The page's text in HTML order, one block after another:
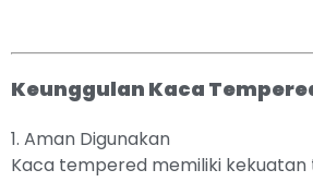
Keunggulan Kaca
1. Aman Digunakan
Kaca tempered memiliki